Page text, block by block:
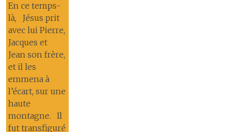
En ce temps-
là, Jésus prit
avec lui Pierre,
Jacques et
Jean son frère,
et il les
emmena à
l’écart, sur une
haute
montagne. Il
fut transfiguré